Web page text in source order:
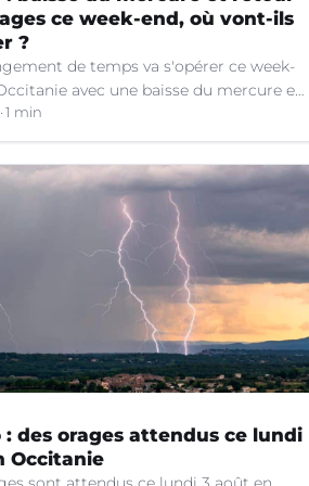
ce week-end, où vont-ils
?
de temps va s'opérer ce week-
avec une baisse du mercure et
d'orages dans certains départements.
1 min
: des orages attendus ce lundi
Occitanie